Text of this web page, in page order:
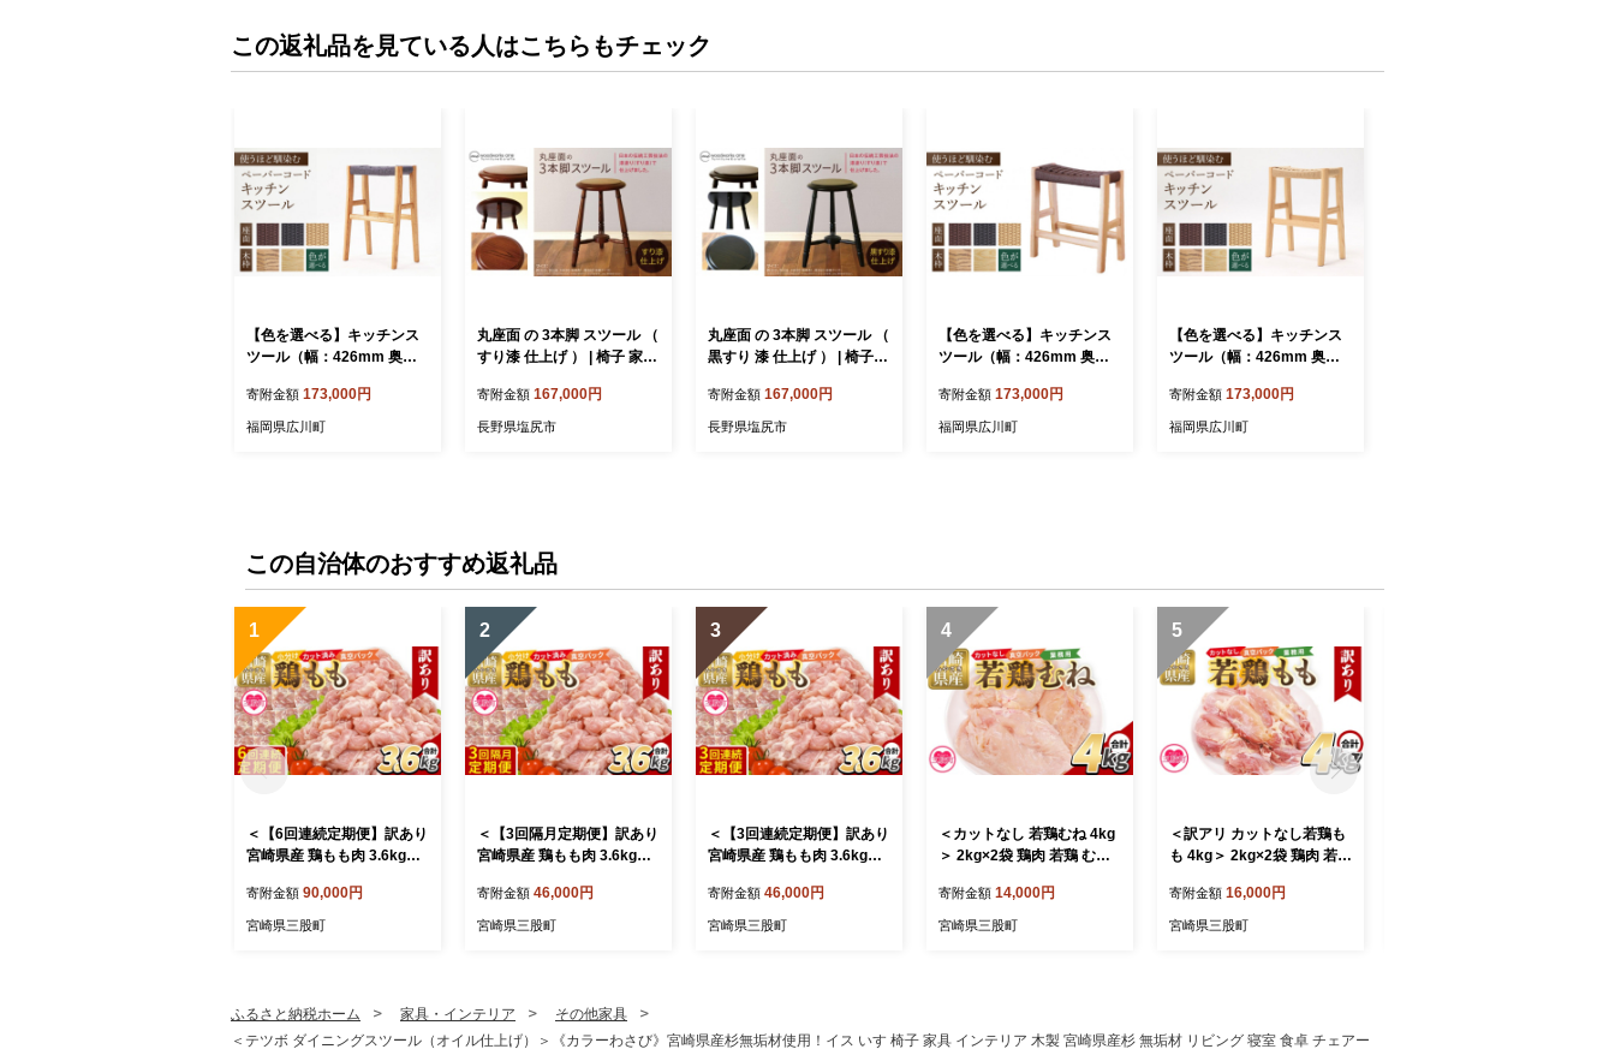
この返礼品を見ている人はこちらもチェック
【色を選べる】キッチンス
ツール（幅：426mm 奥
m）いす イス 木 家具 無垢
材 ペーパーコード カラー
寄附金額 173,000円
福岡県広川町
丸座面 の 3本脚 スツール （
すり漆 仕上げ ） | 椅子 家具
テーブル テーブル 机 漆 す
り漆 伝統工芸 無垢材 クリ
寄附金額 167,000円
長野県塩尻市
丸座面 の 3本脚 スツール （
黒すり 漆 仕上げ ） | 椅子
イドテーブル テーブル 机
漆 すり漆 黒漆 伝統工芸 無
寄附金額 167,000円
長野県塩尻市
【色を選べる】キッチンス
ツール（幅：426mm 奥
m）いす 椅子 イス 木 家具
無垢材 ペーパーコード 広川
寄附金額 173,000円
福岡県広川町
【色を選べる】キッチンス
ツール（幅：426mm 奥
m）いす 椅子 イス 木 家具
無垢材 ペーパーコード 広川
寄附金額 173,000円
福岡県広川町
この自治体のおすすめ返礼品
1
＜【6回連続定期便】訳あり
宮崎県産 鶏もも肉 3.6kg＞
鶏 もも肉 鶏もも 小分け 真
空 冷凍 唐揚げ カット肉 カ
当 おかず【MI790-tr】【TR
寄附金額 90,000円
宮崎県三股町
2
＜【3回隔月定期便】訳あり
宮崎県産 鶏もも肉 3.6kg＞
鶏 もも肉 鶏もも 小分け 真
空 冷凍 唐揚げ カット肉 カ
当 おかず【MI789-tr】【TR
寄附金額 46,000円
宮崎県三股町
3
＜【3回連続定期便】訳あり
宮崎県産 鶏もも肉 3.6kg＞
鶏 もも肉 鶏もも 小分け 真
空 冷凍 唐揚げ カット肉 カ
寄附金額 46,000円
宮崎県三股町
4
＜カットなし 若鶏むね 4kg
＞ 2kg×2袋 鶏肉 若鶏 むね
肉 普段使い 料理 詰め合わ
せ 精肉 県産 国産 炒め物 煮
寄附金額 14,000円
宮崎県三股町
5
＜訳アリ カットなし若鶏も
も 4kg＞ 2kg×2袋 鶏肉 若鶏
揚げ肉 普段使い 料理 詰め
合わせ 精肉 県産 国産 炒め
寄附金額 16,000円
宮崎県三股町
ふるさと納税ホーム 家具・インテリア
その他家具
＜テツボ ダイニングスツール（オイル仕上げ）＞《カラーわさび》宮崎県産杉無垢材使用！イス いす 椅子 家具 インテリア 木製 宮崎県産杉 無垢材 リビング 寝室 食卓 チェアー